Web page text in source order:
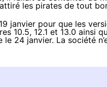
les pirates de tout
janvier pour que les
10.5, 12.1 et 13.0 ainsi
24 janvier. La société